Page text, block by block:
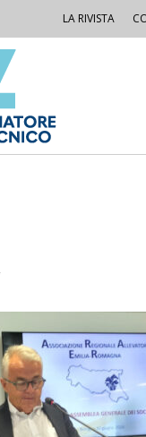
LA RIVISTA